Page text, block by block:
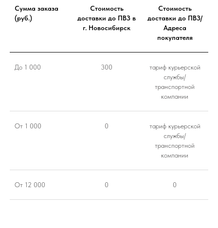
Сумма заказа
(руб.)
Стоимость
доставки до ПВЗ в
г. Новосибирск
Стоимость
доставки до ПВЗ/
Адреса
покупателя
До 1 000 300
тариф курьерской
службы/
транспортной
компании
От 1 000 0
тариф курьерской
службы/
транспортной
компании
От 12 000 0 0